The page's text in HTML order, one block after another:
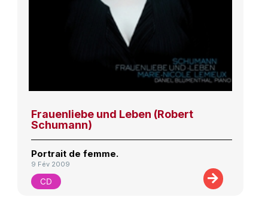
Frauenliebe und Leben (Robert
Schumann)
Portrait de femme.
9 Fév 2009
CD